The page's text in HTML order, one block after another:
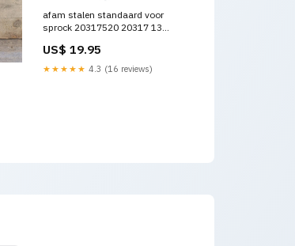
afam stalen standaard voor
sprock 20317520 20317 13
sp-1100-2011-esi8301028
US$ 19.95
★★★★★ 4.3 (16 reviews)